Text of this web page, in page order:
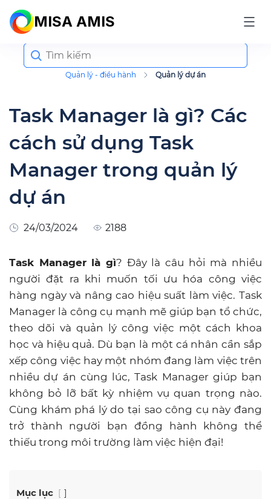
MISA AMIS
Quản lý - điều hành Quản lý dự án
Search
for:
Task Manager là gì? Các
cách sử dụng Task
Manager trong quản lý
dự án
24/03/2024 2188
Task Manager là gì? Đây là câu hỏi mà nhiều
người đặt ra khi muốn tối ưu hóa công việc
hàng ngày và nâng cao hiệu suất làm việc. Task
Manager là công cụ mạnh mẽ giúp bạn tổ chức,
theo dõi và quản lý công việc một cách khoa
học và hiệu quả. Dù bạn là một cá nhân cần sắp
xếp công việc hay một nhóm đang làm việc trên
nhiều dự án cùng lúc, Task Manager giúp bạn
không bỏ lỡ bất kỳ nhiệm vụ quan trọng nào.
Cùng khám phá lý do tại sao công cụ này đang
trở thành người bạn đồng hành không thể
thiếu trong môi trường làm việc hiện đại!
Mục lục